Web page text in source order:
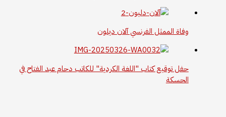
وفاة الممثل الفرنسي آلان ديلون
حفل توقيع كتاب "اللغة الكردية" للكاتب دحام عبد الفتاح في
الحسكة